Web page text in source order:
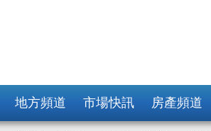
地方頻道 市場快訊 房產頻道